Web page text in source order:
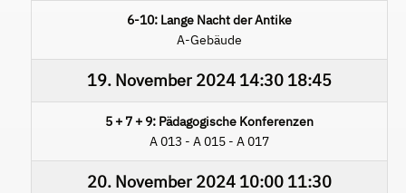
6-10: Lange Nacht der Antike
A-Gebäude
19. November 2024 14:30 18:45
5 + 7 + 9: Pädagogische Konferenzen
A 013 - A 015 - A 017
20. November 2024 10:00 11:30